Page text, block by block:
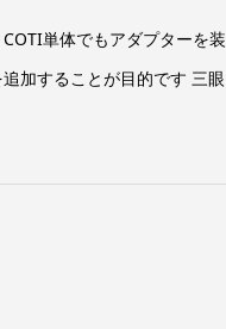
単体でもアダプターを装
加することが目的です 三眼